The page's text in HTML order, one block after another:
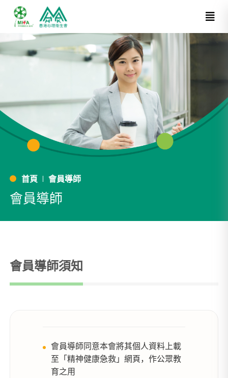
首頁 會員導師
會員導師
會員導師須知
會員導師同意本會將其個人資料上載
至「精神健康急救」網頁，作公眾教
育之用